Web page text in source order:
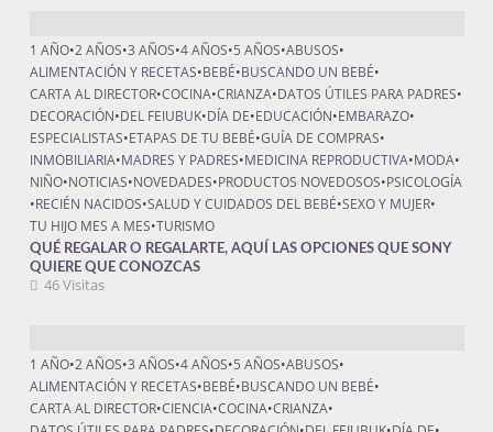
1 AÑO•2 AÑOS•3 AÑOS•4 AÑOS•5 AÑOS•ABUSOS•
ALIMENTACIÓN Y RECETAS•BEBÉ•BUSCANDO UN BEBÉ•
CARTA AL DIRECTOR•COCINA•CRIANZA•DATOS ÚTILES PARA PADRES•
DECORACIÓN•DEL FEIUBUK•DÍA DE•EDUCACIÓN•EMBARAZO•
ESPECIALISTAS•ETAPAS DE TU BEBÉ•GUÍA DE COMPRAS•
INMOBILIARIA•MADRES Y PADRES•MEDICINA REPRODUCTIVA•MODA•
NIÑO•NOTICIAS•NOVEDADES•PRODUCTOS NOVEDOSOS•PSICOLOGÍA
•RECIÉN NACIDOS•SALUD Y CUIDADOS DEL BEBÉ•SEXO Y MUJER•
TU HIJO MES A MES•TURISMO
QUÉ REGALAR O REGALARTE, AQUÍ LAS OPCIONES QUE SONY
QUIERE QUE CONOZCAS
46 Visitas
1 AÑO•2 AÑOS•3 AÑOS•4 AÑOS•5 AÑOS•ABUSOS•
ALIMENTACIÓN Y RECETAS•BEBÉ•BUSCANDO UN BEBÉ•
CARTA AL DIRECTOR•CIENCIA•COCINA•CRIANZA•